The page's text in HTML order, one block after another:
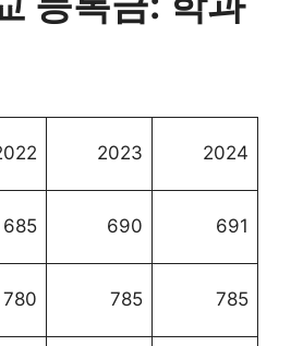
2023 2024
685 690 691
780 785 785